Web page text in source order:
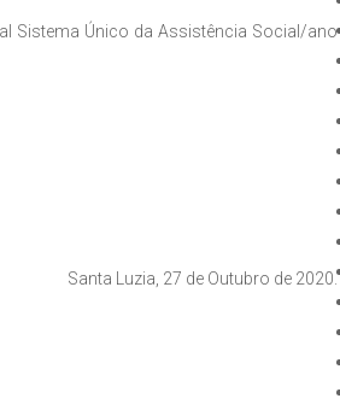
Sistema Único da Assistência Social/ano
Santa Luzia, 27 de Outubro de 2020.